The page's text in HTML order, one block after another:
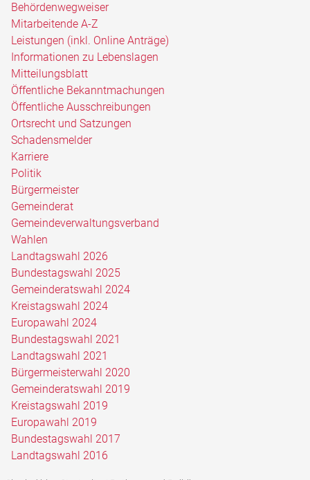
Behördenwegweiser
Mitarbeitende A-Z
Leistungen (inkl. Online Anträge)
Informationen zu Lebenslagen
Mitteilungsblatt
Öffentliche Bekanntmachungen
Öffentliche Ausschreibungen
Ortsrecht und Satzungen
Schadensmelder
Karriere
Politik
Bürgermeister
Gemeinderat
Gemeindeverwaltungsverband
Wahlen
Landtagswahl 2026
Bundestagswahl 2025
Gemeinderatswahl 2024
Kreistagswahl 2024
Europawahl 2024
Bundestagswahl 2021
Landtagswahl 2021
Bürgermeisterwahl 2020
Gemeinderatswahl 2019
Kreistagswahl 2019
Europawahl 2019
Bundestagswahl 2017
Landtagswahl 2016